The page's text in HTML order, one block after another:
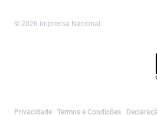
© 2026 Imprensa Nacional
Privacidade Termos e Condições